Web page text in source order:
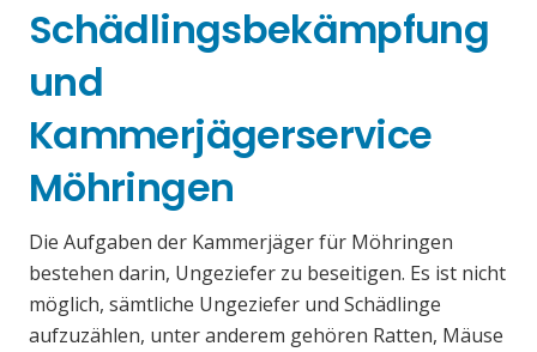
Schädlingsbekämpfung
und
Kammerjägerservice
Möhringen
Die Aufgaben der Kammerjäger für Möhringen
bestehen darin, Ungeziefer zu beseitigen. Es ist nicht
möglich, sämtliche Ungeziefer und Schädlinge
aufzuzählen, unter anderem gehören Ratten, Mäuse